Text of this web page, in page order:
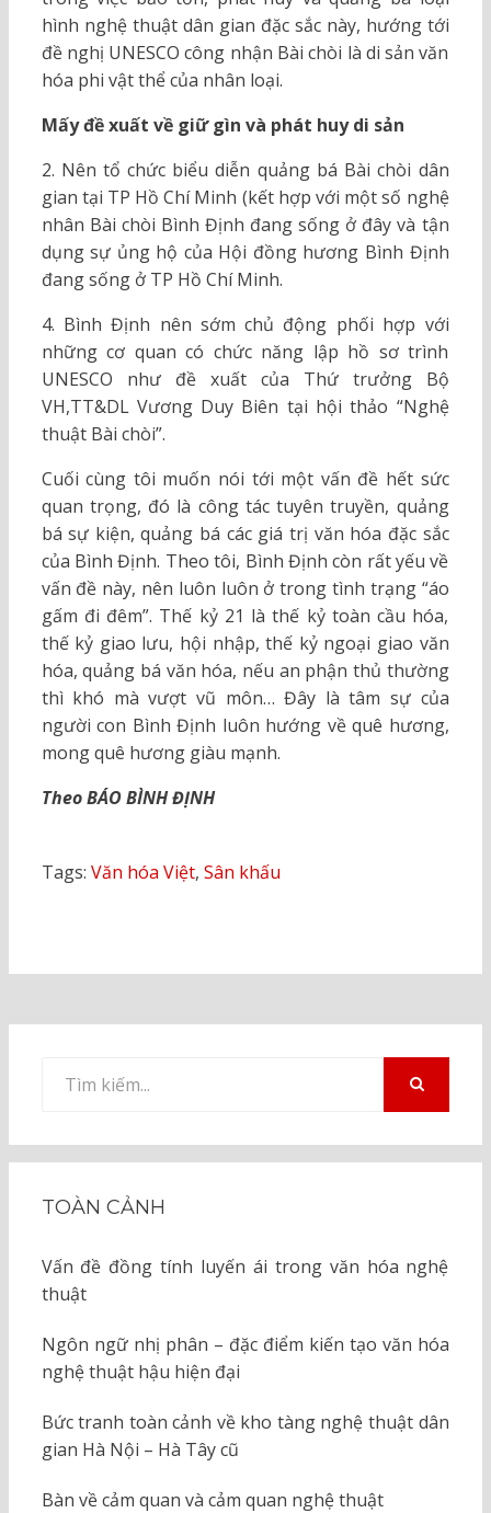
hình nghệ thuật dân gian đặc sắc này, hướng tới
đề nghị UNESCO công nhận Bài chòi là di sản văn
hóa phi vật thể của nhân loại.
Mấy đề xuất về giữ gìn và phát huy di sản
2. Nên tổ chức biểu diễn quảng bá Bài chòi dân
gian tại TP Hồ Chí Minh (kết hợp với một số nghệ
nhân Bài chòi Bình Định đang sống ở đây và tận
dụng sự ủng hộ của Hội đồng hương Bình Định
đang sống ở TP Hồ Chí Minh.
4. Bình Định nên sớm chủ động phối hợp với
những cơ quan có chức năng lập hồ sơ trình
UNESCO như đề xuất của Thứ trưởng Bộ
VH,TT&DL Vương Duy Biên tại hội thảo “Nghệ
thuật Bài chòi”.
Cuối cùng tôi muốn nói tới một vấn đề hết sức
quan trọng, đó là công tác tuyên truyền, quảng
bá sự kiện, quảng bá các giá trị văn hóa đặc sắc
của Bình Định. Theo tôi, Bình Định còn rất yếu về
vấn đề này, nên luôn luôn ở trong tình trạng “áo
gấm đi đêm”. Thế kỷ 21 là thế kỷ toàn cầu hóa,
thế kỷ giao lưu, hội nhập, thế kỷ ngoại giao văn
hóa, quảng bá văn hóa, nếu an phận thủ thường
thì khó mà vượt vũ môn… Đây là tâm sự của
người con Bình Định luôn hướng về quê hương,
mong quê hương giàu mạnh.
Theo BÁO BÌNH ĐỊNH
Tags: Văn hóa Việt, Sân khấu
kiếm
TOÀN CẢNH
Vấn đề đồng tính luyến ái trong văn hóa nghệ
thuật
Ngôn ngữ nhị phân – đặc điểm kiến tạo văn hóa
nghệ thuật hậu hiện đại
Bức tranh toàn cảnh về kho tàng nghệ thuật dân
gian Hà Nội – Hà Tây cũ
Bàn về cảm quan và cảm quan nghệ thuật